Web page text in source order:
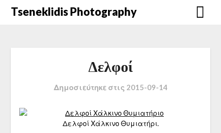
Μετάβαση
Tseneklidis Photography
Δελφοί
Δημοσιεύτηκε στις 2015-09-14
Δελφοί Χάλκινο Θυμιατήρι.